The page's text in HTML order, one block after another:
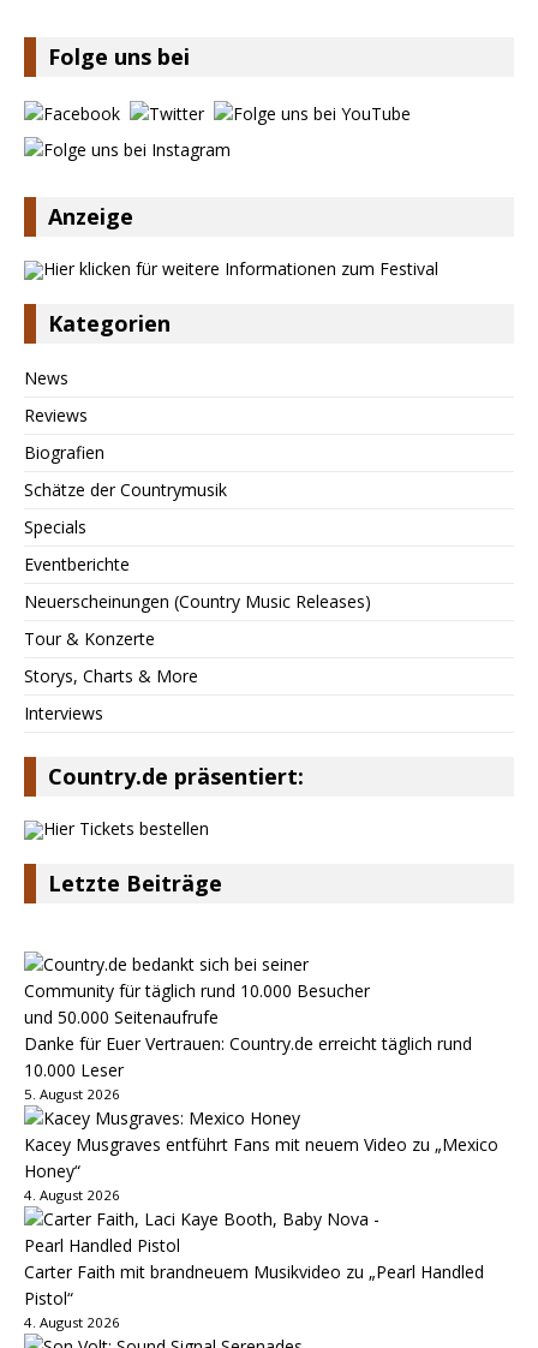
Folge uns bei
Anzeige
Kategorien
News
Reviews
Biografien
Schätze der Countrymusik
Specials
Eventberichte
Neuerscheinungen (Country Music Releases)
Tour & Konzerte
Storys, Charts & More
Interviews
Country.de präsentiert:
Letzte Beiträge
Danke für Euer Vertrauen: Country.de erreicht täglich rund
10.000 Leser
5. August 2026
Kacey Musgraves entführt Fans mit neuem Video zu „Mexico
Honey“
4. August 2026
Carter Faith mit brandneuem Musikvideo zu „Pearl Handled
Pistol“
4. August 2026